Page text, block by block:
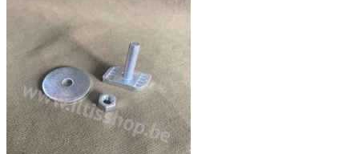
Bouten, moeren & hardware
Carrosserie
Dichtingen
Elektrisch systeem
Mijn account
Over iltisshop
Bezoek ons
Blog